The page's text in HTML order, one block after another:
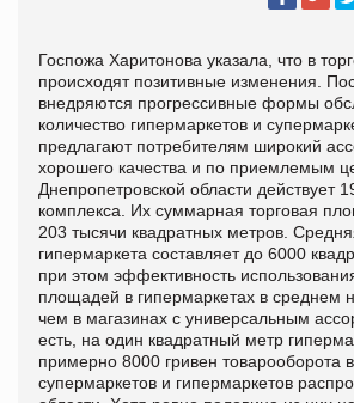
Госпожа Харитонова указала, что в
происходят позитивные изменения.
внедряются прогрессивные формы
количество гипермаркетов и
предлагают потребителям широкий
хорошего качества и по приемлемым
Днепропетровской области действует
комплекса. Их суммарная торговая
203 тысячи квадратных метров.
гипермаркета составляет до 6000
при этом эффективность
площадей в гипермаркетах в среднем
чем в магазинах с универсальным
есть, на один квадратный метр
примерно 8000 гривен товарооборота
супермаркетов и гипермаркетов